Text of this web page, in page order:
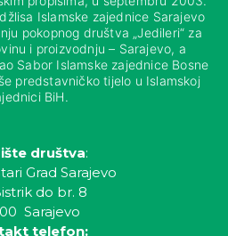
Islamske zajednice Sarajevo
pokopnog društva „Jedileri“ za
i proizvodnju – Sarajevo, a
Sabor Islamske zajednice Bosne
predstavničko tijelo u Islamskoj
BiH.
društva:
Grad Sarajevo
do br. 8
Sarajevo
telefon: